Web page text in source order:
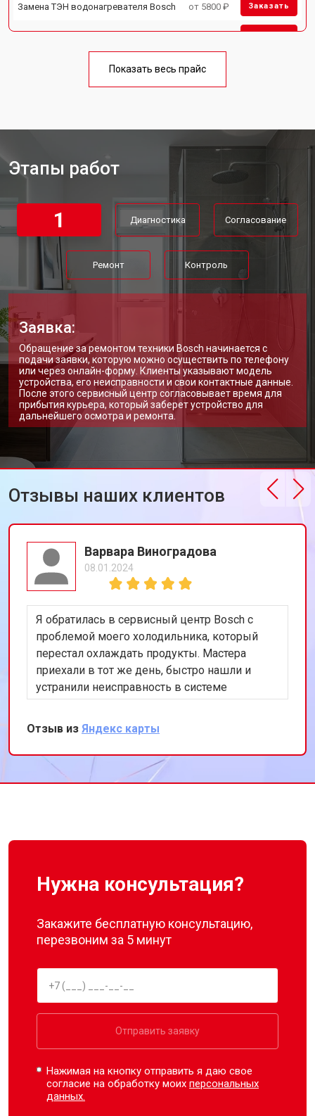
Замена ТЭН водонагревателя Bosch от 5800 ₽ Заказать
Замена клапана давления от 3990 ₽ Заказать
от 3590 ₽
Ремонт/замена датчика
от 5250 ₽ Заказать
Замена платы управления от 3900 ₽
Замена мембраны от 3749 ₽ Заказать
Показать весь прайс
Этапы работ
1 Диагностика Согласование
Ремонт Контроль
Заявка:
Обращение за ремонтом техники Bosch начинается с
подачи заявки, которую можно осуществить по телефону
или через онлайн-форму. Клиенты указывают модель
устройства, его неисправности и свои контактные данные.
После этого сервисный центр согласовывает время для
прибытия курьера, который заберет устройство для
дальнейшего осмотра и ремонта.
Отзывы наших клиентов
Варвара Виноградова
08.01.2024
Я обратилась в сервисный центр Bosch с
проблемой моего холодильника, который
перестал охлаждать продукты. Мастера
приехали в тот же день, быстро нашли и
устранили неисправность в системе
охлаждения. Я очень довольна их
оперативностью и качеством работы.
Спасибо за восстановление моего
холодильника!
Отзыв из Яндекс карты
Нужна консультация?
Закажите бесплатную консультацию,
перезвоним за 5 минут
Отправить заявку
Нажимая на кнопку отправить я даю свое
согласие на обработку моихперсональных
данных.